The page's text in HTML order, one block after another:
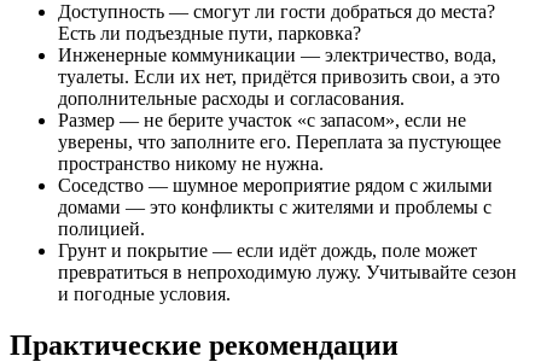
Доступность — смогут ли гости добраться до места?
Есть ли подъездные пути, парковка?
Инженерные коммуникации — электричество, вода,
туалеты. Если их нет, придётся привозить свои, а это
дополнительные расходы и согласования.
Размер — не берите участок «с запасом», если не
уверены, что заполните его. Переплата за пустующее
пространство никому не нужна.
Соседство — шумное мероприятие рядом с жилыми
домами — это конфликты с жителями и проблемы с
полицией.
Грунт и покрытие — если идёт дождь, поле может
превратиться в непроходимую лужу. Учитывайте сезон
и погодные условия.
Практические рекомендации